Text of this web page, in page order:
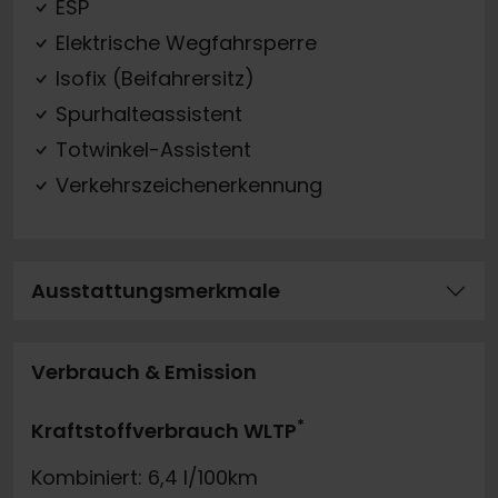
ESP
Elektrische Wegfahrsperre
Isofix (Beifahrersitz)
Spurhalteassistent
Totwinkel-Assistent
Verkehrszeichenerkennung
Ausstattungsmerkmale
Verbrauch & Emission
Kraftstoffverbrauch WLTP*
Kombiniert: 6,4 l/100km